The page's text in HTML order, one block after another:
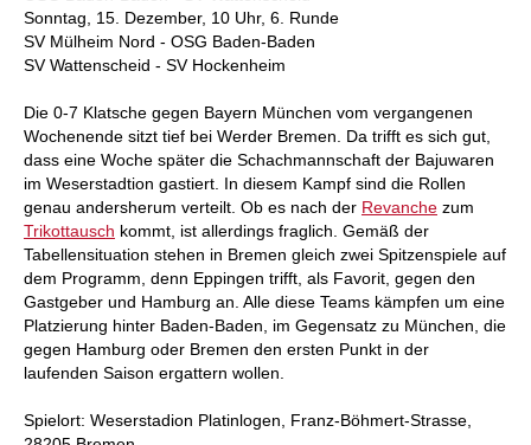
Sonntag, 15. Dezember, 10 Uhr, 6. Runde
SV Mülheim Nord - OSG Baden-Baden
SV Wattenscheid - SV Hockenheim
Die 0-7 Klatsche gegen Bayern München vom vergangenen
Wochenende sitzt tief bei Werder Bremen. Da trifft es sich gut,
dass eine Woche später die Schachmannschaft der Bajuwaren
im Weserstadtion gastiert. In diesem Kampf sind die Rollen
genau andersherum verteilt. Ob es nach der Revanche zum
Trikottausch kommt, ist allerdings fraglich. Gemäß der
Tabellensituation stehen in Bremen gleich zwei Spitzenspiele auf
dem Programm, denn Eppingen trifft, als Favorit, gegen den
Gastgeber und Hamburg an. Alle diese Teams kämpfen um eine
Platzierung hinter Baden-Baden, im Gegensatz zu München, die
gegen Hamburg oder Bremen den ersten Punkt in der
laufenden Saison ergattern wollen.
Spielort: Weserstadion Platinlogen, Franz-Böhmert-Strasse,